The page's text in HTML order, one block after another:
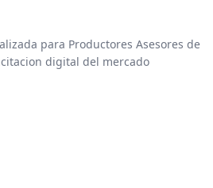
para Productores Asesores de
digital del mercado